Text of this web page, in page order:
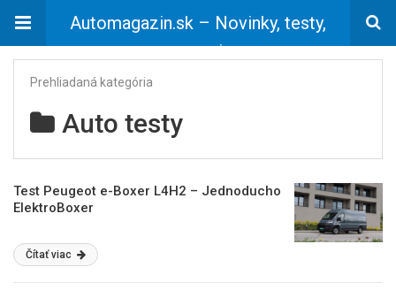
Automagazin.sk – Novinky, testy,
recenzie
Prehliadaná kategória
Auto testy
Test Peugeot e-Boxer L4H2 – Jednoducho
ElektroBoxer
Čítať viac